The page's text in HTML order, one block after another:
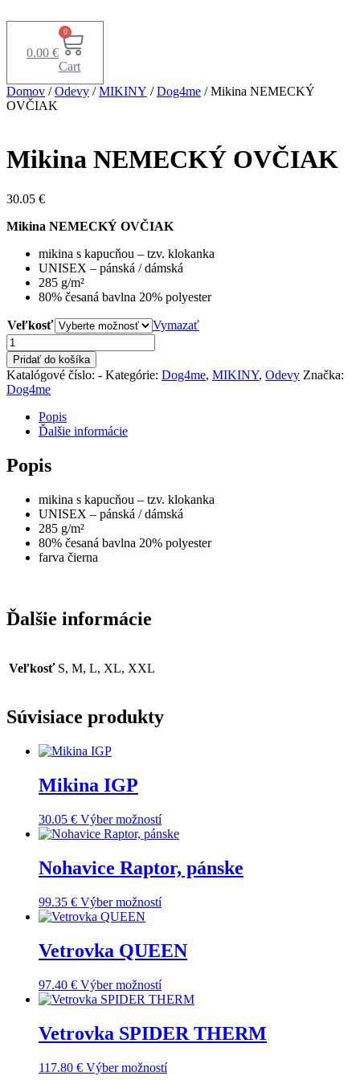
0.00 €
0
Cart
Domov /Odevy /MIKINY /Dog4me / Mikina NEMECKÝ
OVČIAK
Mikina NEMECKÝ OVČIAK
30.05 €
Mikina NEMECKÝ OVČIAK
mikina s kapucňou – tzv. klokanka
UNISEX – pánská / dámská
285 g/m²
80% česaná bavlna 20% polyester
Veľkosť
Vymazať
množstvo
Mikina
NEMECKÝ
OVČIAK
Pridať do košíka
Katalógové číslo: - Kategórie: Dog4me, MIKINY, Odevy Značka:
Dog4me
Popis
Ďalšie informácie
Popis
mikina s kapucňou – tzv. klokanka
UNISEX – pánská / dámská
285 g/m²
80% česaná bavlna 20% polyester
farva čierna
Ďalšie informácie
Veľkosť S, M, L, XL, XXL
Súvisiace produkty
Mikina IGP
30.05 € Výber možnostíTento
produkt
variantov.
si
na
stránke
produktu.
Nohavice Raptor, pánske
99.35 € Výber možnostíTento
viacero
variantov.
si
môžete
na
stránke
produktu.
Vetrovka QUEEN
97.40 € Výber možnostíTento
produkt
viacero
variantov.
si
Vetrovka SPIDER THERM
117.80 € Výber možnostíTento